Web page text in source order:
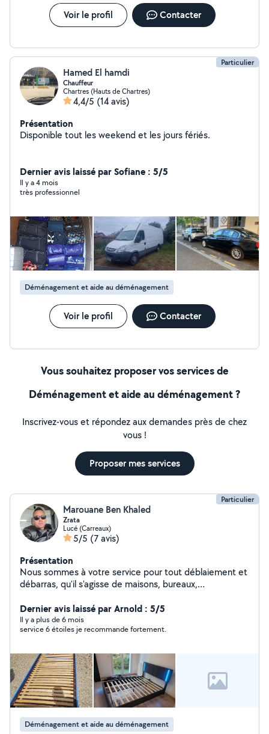
Voir le profil Contacter
Particulier
Hamed El hamdi
Chauffeur
Chartres (Hauts de Chartres)
4,4/5 (14 avis)
Présentation
Disponible tout les weekend et les jours fériés.
Dernier avis laissé par Sofiane : 5/5
Il y a 4 mois
très professionnel
Déménagement et aide au déménagement
Voir le profil Contacter
Vous souhaitez proposer vos services de
Déménagement et aide au déménagement ?
Inscrivez-vous et répondez aux demandes près de chez
vous !
Proposer mes services
Particulier
Marouane Ben Khaled
Zrata
Lucé (Carreaux)
5/5 (7 avis)
Présentation
Nous sommes à votre service pour tout déblaiement et
débarras, qu'il s'agisse de maisons, bureaux,
Dernier avis laissé par Arnold : 5/5
Il y a plus de 6 mois
service 6 étoiles je recommande fortement.
Déménagement et aide au déménagement